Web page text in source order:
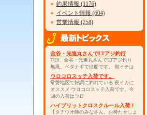
● 釣果情報 (1176)
● イベント情報 (604)
● 営業情報 (258)
金谷・光進丸さんでLTアジ釣行
7/29、金谷・光進丸さんでLTアジ釣り
無風、ベタナギで出船です。 朝イチは
ウロコロスッテ入荷です。
常磐地区で好調に釣れている 夜イカに
オススメ ウロコロスッテ入荷です。今
回の入荷はウロ
ハイブリットクロスクルール入荷！
【タチウオ師のみなさん、お待たせしま